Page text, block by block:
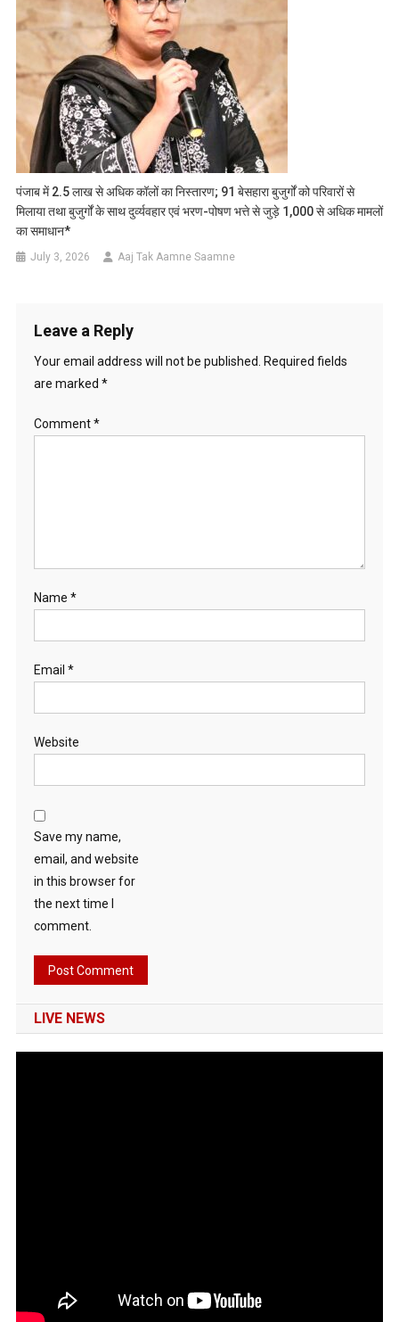
पंजाब में 2.5 लाख से अधिक कॉलों का निस्तारण; 91 बेसहारा बुजुर्गों को परिवारों से
मिलाया तथा बुजुर्गों के साथ दुर्व्यवहार एवं भरण-पोषण भत्ते से जुड़े 1,000 से अधिक मामलों
का समाधान*
July 3, 2026 Aaj Tak Aamne Saamne
Leave a Reply
Your email address will not be published. Required fields
are marked *
Comment*
Name *
Email *
Website
Save my name,
email, and website
in this browser for
the next time I
comment.
LIVE NEWS